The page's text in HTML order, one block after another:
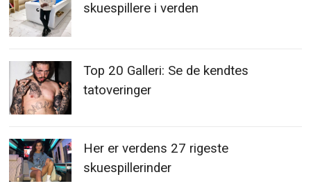
skuespillere i verden
Top 20 Galleri: Se de kendtes
tatoveringer
Her er verdens 27 rigeste
skuespillerinder